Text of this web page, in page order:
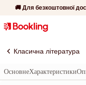
🚚 Для безкоштовної
Класична література
ОсновнеХарактеристики